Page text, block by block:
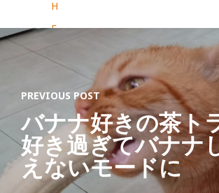
H
E
I
C
K
I
T
PREVIOUS POST
バナナ好きの茶ト
好き過ぎてバナナ
えないモードに